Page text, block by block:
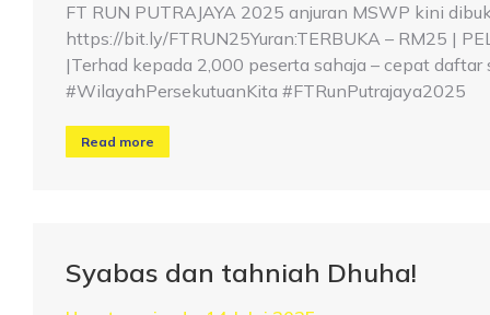
FT RUN PUTRAJAYA 2025 anjuran MSWP kini
https://bit.ly/FTRUN25Yuran:TERBUKA – RM25 |
|Terhad kepada 2,000 peserta sahaja – cepat
#WilayahPersekutuanKita #FTRunPutrajaya2025
Read more
Syabas dan tahniah Dhuha!